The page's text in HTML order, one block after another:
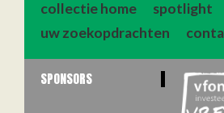
collectie home spotlight
uw zoekopdrachten
SPONSORS